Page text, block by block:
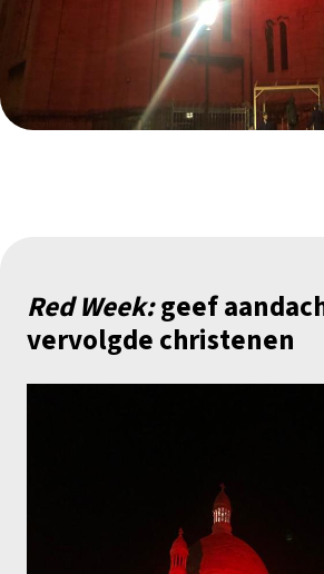
Red Week:geef
vervolgde christenen